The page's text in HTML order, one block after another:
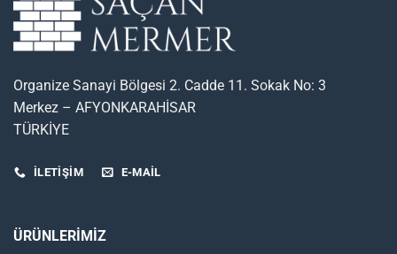
Organize Sanayi Bölgesi 2. Cadde 11. Sokak No: 3
Merkez – AFYONKARAHİSAR
TÜRKİYE
İLETİŞİM E-MAIL
ÜRÜNLERİMİZ